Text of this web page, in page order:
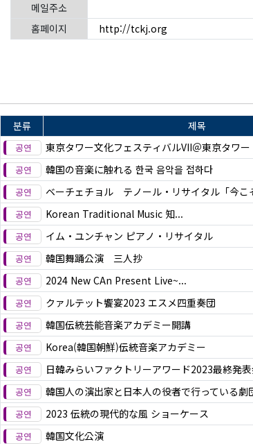
메일주소
홈페이지
http://tckj.org
분류 제목
東京タワー文化フェスティバルVII＠東京タワー
韓国の音楽に触れる 한국 음악을 접하다
ベーチェチョル テノール・リサイタル「今こ
Korean Traditional Music 知...
イム・ユンチャン ピアノ・リサイタル
韓国舞踊公演 三人抄
2024 New CAn Present Live~...
クァルテット饗宴2023 エスメ四重奏団
韓国伝統芸能音楽アカデミー開講
Korea(韓国朝鮮)伝統音楽アカデミー
日韓みらいファクトリーアワード2023最終発
韓国人の演出家と日本人の役者で行っている劇
2023 伝統の現代的な風 ショーケース
韓国文化公演